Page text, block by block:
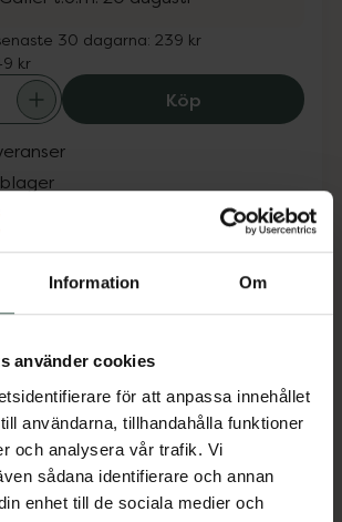
Information Om
använder cookies
för att anpassa innehållet
användarna, tillhandahålla funktioner
och analysera vår trafik. Vi
sådana identifierare och annan
enhet till de sociala medier och
30 dagarna: 239 kr
kr
KöpGetTested
från GetTested
antigen i avföring. Vanlig orsak
magbesvär, särskilt i miljöer med
indikation som hjälper till
och styra fortsatt